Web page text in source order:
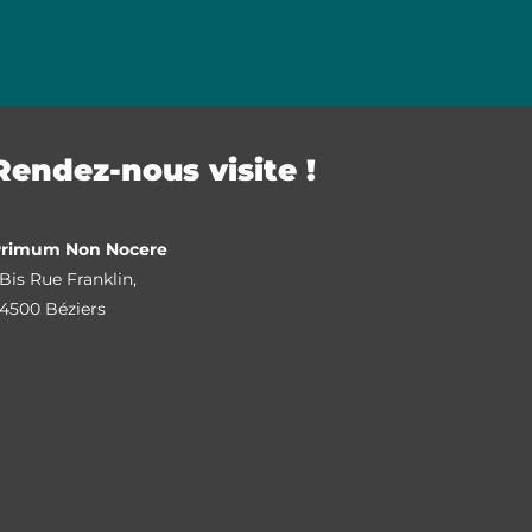
nous visite !
Non Nocere
Rue Franklin,
Béziers